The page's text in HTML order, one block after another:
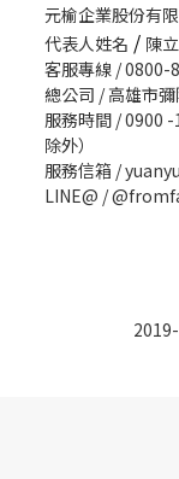
元榆企業股份有
代表人姓名 / 陳
客服專線 / 0800-
總公司 / 高雄市
服務時間 / 0900
除外）
服務信箱 /
LINE@ /